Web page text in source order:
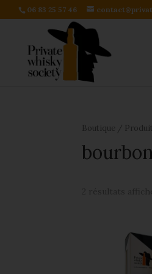
06 83 25 57 46
Boutique /
bourbon